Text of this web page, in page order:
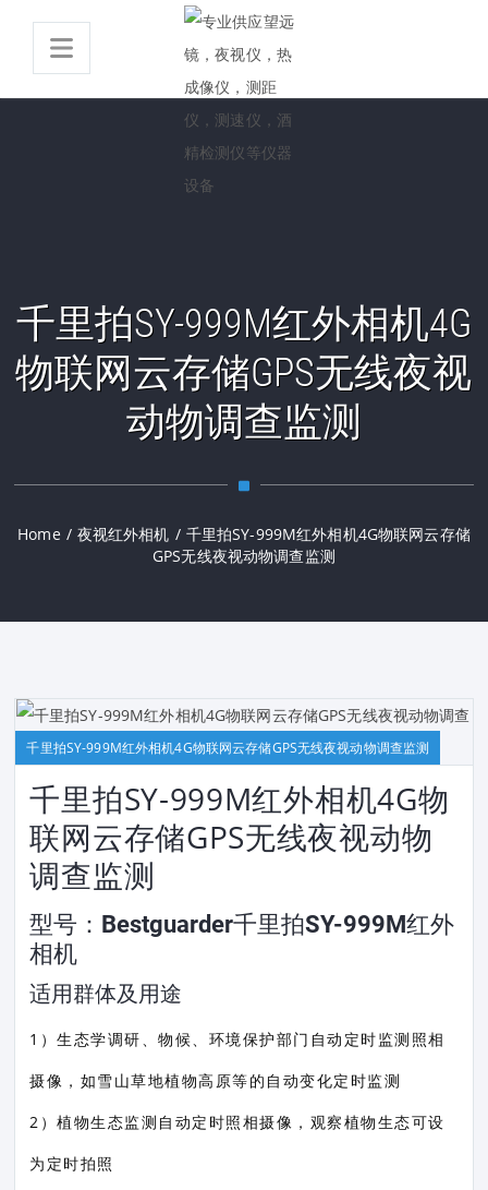
千里拍SY-999M红外相机4G
物联网云存储GPS无线夜视
动物调查监测
Home / 夜视红外相机 / 千里拍SY-999M红外相机4G物联网云存储
GPS无线夜视动物调查监测
千里拍SY-999M红外相机4G物联网云存储GPS无线夜视动物调查监测
千里拍SY-999M红外相机4G物
联网云存储GPS无线夜视动物
调查监测
型号：Bestguarder千里拍SY-999M红外
相机
适用群体及用途
1）生态学调研、物候、环境保护部门自动定时监测照相
摄像，如雪山草地植物高原等的自动变化定时监测
2）植物生态监测自动定时照相摄像，观察植物生态可设
为定时拍照